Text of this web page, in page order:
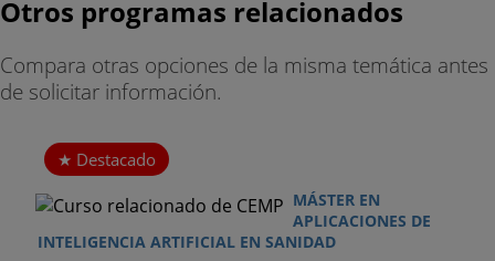
- Machine Learning distribuido.
IA aplicada a Real Time Marketing
- Conversion Analytics.
- Next best action.
- Marketing basado en la localización de Geo -
Otros programas relacionados
Compara otras opciones de la misma temática antes
de solicitar información.
Destacado
MÁSTER EN
APLICACIONES DE
INTELIGENCIA ARTIFICIAL EN SANIDAD